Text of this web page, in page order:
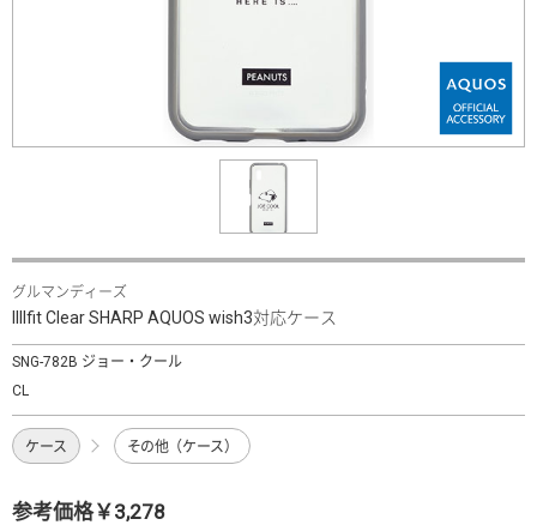
グルマンディーズ
IIIIfit Clear SHARP AQUOS wish3対応ケース
SNG-782B ジョー・クール
CL
ケース その他（ケース）
参考価格￥3,278